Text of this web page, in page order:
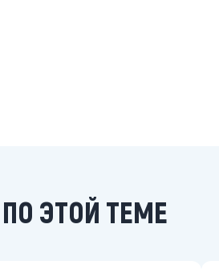
ЭТОЙ ТЕМЕ